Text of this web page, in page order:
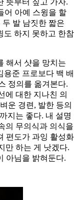
뜻부터 짚고 가자.
어 아예 스윙을 할
두 발 남짓한 짧은
도 하지 못하고 한참
해서 샷을 망치는
용준 프로보다 백 배
정의를 옮겨본다.
에 대한 지나친 의
운 경련, 발한 등의
지는 좋다. 내 설명
의 무의식과 의식을
편도가 과잉 활성화
만 하는 게 낫겠다.
아님을 밝혀둔다.